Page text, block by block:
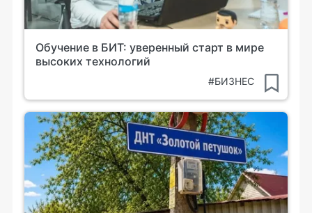
Обучение в БИТ: уверенный старт в мире
высоких технологий
#БИЗНЕС